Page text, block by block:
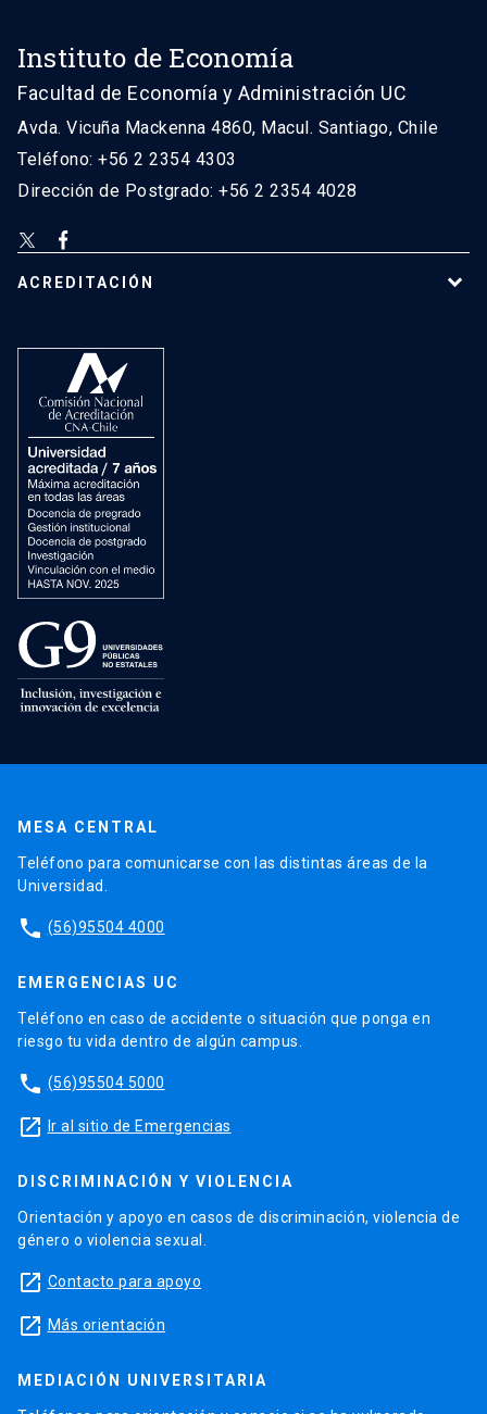
Instituto de Economía
Facultad de Economía y Administración UC
Avda. Vicuña Mackenna 4860, Macul. Santiago, Chile
Teléfono: +56 2 2354 4303
Dirección de Postgrado: +56 2 2354 4028
ACREDITACIÓN
MESA CENTRAL
Teléfono para comunicarse con las distintas áreas de la
Universidad.
phone (56)95504 4000
EMERGENCIAS UC
Teléfono en caso de accidente o situación que ponga en
riesgo tu vida dentro de algún campus.
phone (56)95504 5000
launch Ir al sitio de Emergencias
DISCRIMINACIÓN Y VIOLENCIA
Orientación y apoyo en casos de discriminación, violencia de
género o violencia sexual.
launch Contacto para apoyo
launch Más orientación
MEDIACIÓN UNIVERSITARIA